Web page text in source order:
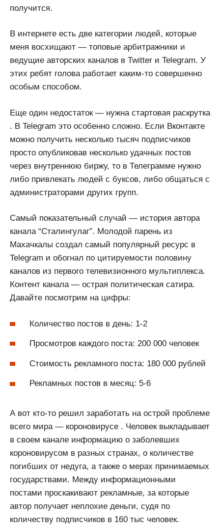
получится.
В интернете есть две категории людей, которые
меня восхищают — топовые арбитражники и
ведущие авторских каналов в Twitter и Telegram. У
этих ребят голова работает каким-то совершенно
особым способом.
Еще один недостаток — нужна стартовая раскрутка
. В Telegram это особенно сложно. Если Вконтакте
можно получить несколько тысяч подписчиков
просто опубликовав несколько удачных постов
через внутреннюю биржу, то в Телеграмме нужно
либо привлекать людей с буксов, либо общаться с
администраторами других групп.
Самый показательный случай — история автора
канала “Сталингулаг”. Молодой парень из
Махачкалы создал самый популярный ресурс в
Telegram и обогнал по цитируемости половину
каналов из первого телевизионного мультиплекса.
Контент канала — острая политическая сатира.
Давайте посмотрим на цифры:
Количество постов в день: 1-2
Просмотров каждого поста: 200 000 человек
Стоимость рекламного поста: 180 000 рублей
Рекламных постов в месяц: 5-6
А вот кто-то решил заработать на острой проблеме
всего мира — короновирусе . Человек выкладывает
в своем канале информацию о заболевших
короновирусом в разных странах, о количестве
погибших от недуга, а также о мерах принимаемых
государствами. Между информационными
постами проскакивают рекламные, за которые
автор получает неплохие деньги, судя по
количеству подписчиков в 160 тыс человек.